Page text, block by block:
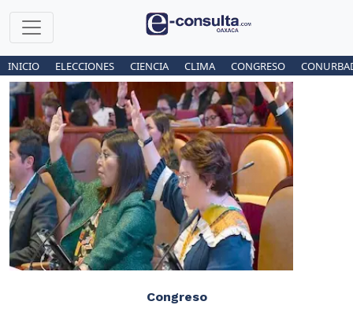
INICIO ELECCIONES CIENCIA CLIMA CONGRESO
Congreso